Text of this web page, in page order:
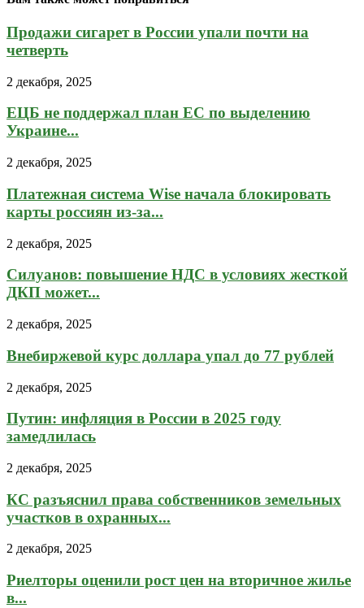
Продажи сигарет в России упали почти на
четверть
2 декабря, 2025
ЕЦБ не поддержал план ЕС по выделению
Украине...
2 декабря, 2025
Платежная система Wise начала блокировать
карты россиян из-за...
2 декабря, 2025
Силуанов: повышение НДС в условиях жесткой
ДКП может...
2 декабря, 2025
Внебиржевой курс доллара упал до 77 рублей
2 декабря, 2025
Путин: инфляция в России в 2025 году
замедлилась
2 декабря, 2025
КС разъяснил права собственников земельных
участков в охранных...
2 декабря, 2025
Риелторы оценили рост цен на вторичное жилье
в...